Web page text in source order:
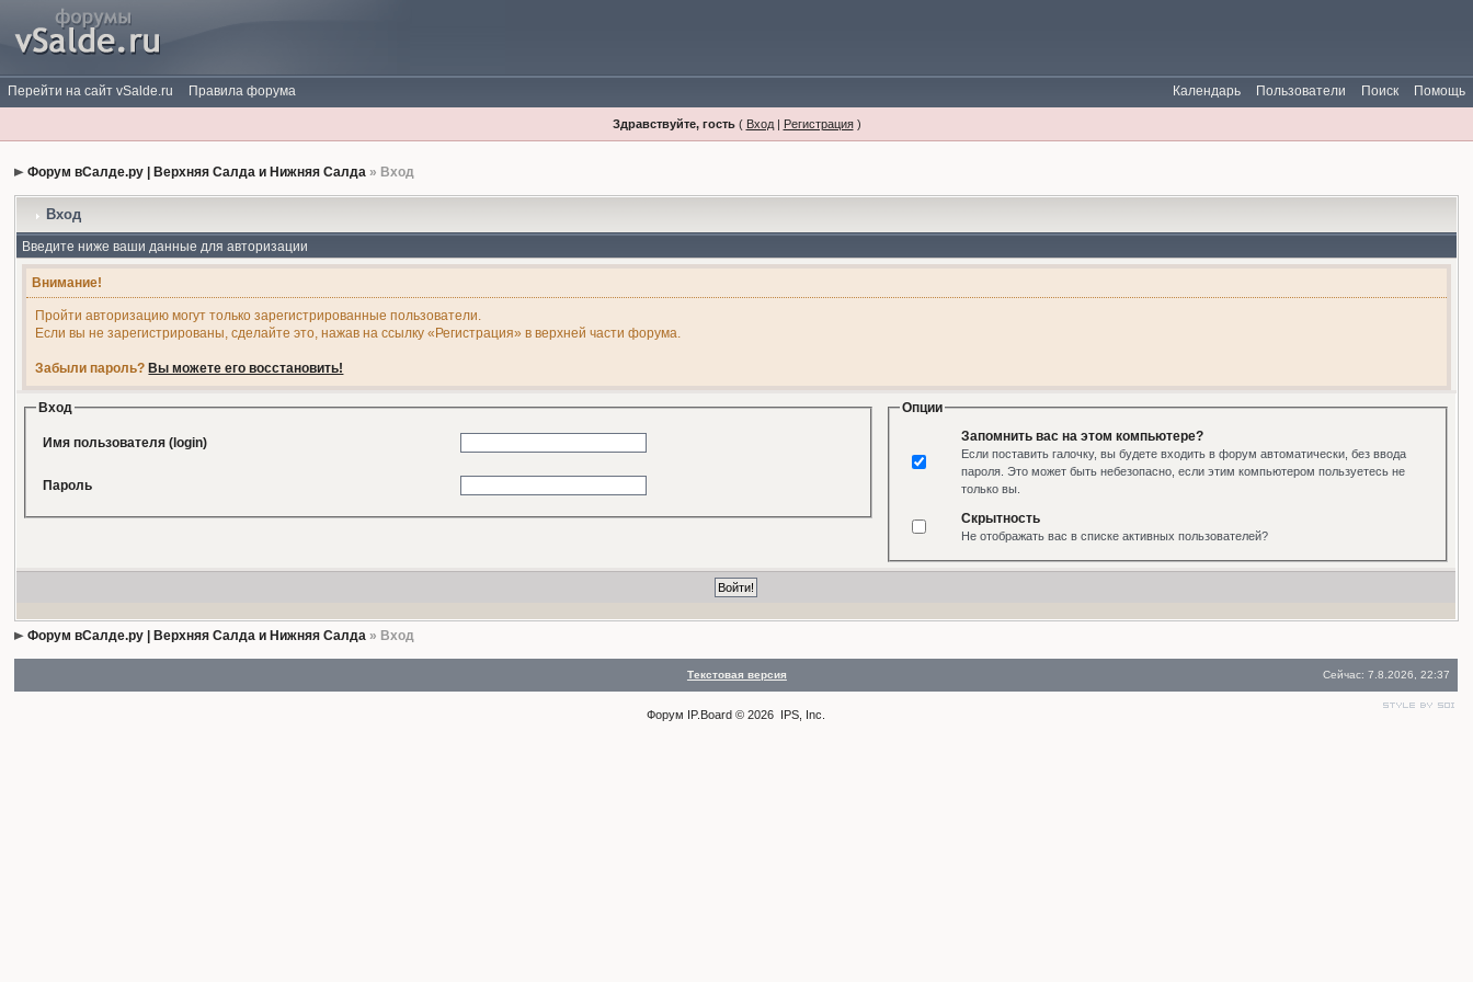
Перейти на сайт vSalde.ru Правила форума Помощь
Поиск
Пользователи
Календарь
Здравствуйте, гость( Вход| Регистрация)
Форум вСалде.ру | Верхняя Салда и Нижняя Салда » Вход
Вход
Введите ниже ваши данные для авторизации
Внимание!
Пройти авторизацию могут только зарегистрированные пользователи.
Если вы не зарегистрированы, сделайте это, нажав на ссылку «Регистрация» в верхней части форума.
Забыли пароль? Вы можете его восстановить!
Вход
Имя пользователя (login)
Пароль
Опции
Запомнить вас на этом компьютере?
Если поставить галочку, вы будете входить в форум автоматически, без ввода
пароля. Это может быть небезопасно, если этим компьютером пользуетесь не
только вы.
Скрытность
Не отображать вас в списке активных пользователей?
Форум вСалде.ру | Верхняя Салда и Нижняя Салда » Вход
Текстовая версия Сейчас: 7.8.2026, 22:37
Форум IP.Board © 2026 IPS, Inc